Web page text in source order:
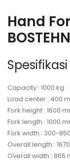
Hand
Capacity : 1000 kg
Load center : 400
Fork height : 1600
Fork length : 1000
Fork width : 300-
Overall length :
Overall width : 865